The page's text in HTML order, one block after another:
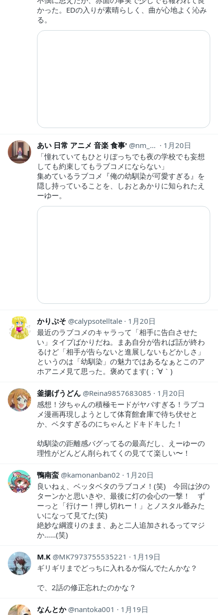
かった。EDの入りが素晴らしく、曲が心地よく沁み
る。
あい 日常 アニメ 音楽 食事' nm_hh440
1月20日
「憧れていてもひとりぼっちでも夜の学校でも妄想
しても約束してもラブコメにならない」
集めているラブコメ『俺の幼馴染が可愛すぎる』を
隠し持っていることを、しおとあかりに知られたえ
ーゆー。
かりぷそ calypsotelltale
1月20日
最近のラブコメのキャラって「相手に告白させた
い」タイプばかりだね。まあ自分が告れば話が終わ
るけど「相手が告らないと進展しないもどかしさ」
というのは「幼馴染」の魅力ではあるなぁとこのア
ホアニメ見て思った。褒めてます(；´∀｀)
釜揚げうどん Reina9857683085
1月20日
感想！汐ちゃんの積極モードがヤバすぎる！ラブコ
メ漫画再現しようとして体育館倉庫で待ち伏せと
か、ベタすぎるのにちゃんとドキドキした！
幼馴染の距離感バグってるの最高だし、えーゆーの
理性がどんどん削られてくの見てて楽しい〜！
鴨南蛮 kamonanban02
1月20日
良いねぇ、ベッタベタのラブコメ！(笑) 今回は汐の
ターンかと思いきや、最後に灯の会心の一撃！ ず
ーっと「行けー！押し切れー！」とノスタル爺みた
いになって見てた(笑)
絶妙な綱渡りのまま、あと二人追加されるってマジ
か……(笑)
M.K MK7973755535221
1月19日
ギリギリまでどっちに入れるか悩んでたんかな？
で、2話の修正忘れたのかな？
なんとか nantoka001
1月19日